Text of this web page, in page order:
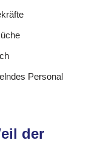
Personal
der